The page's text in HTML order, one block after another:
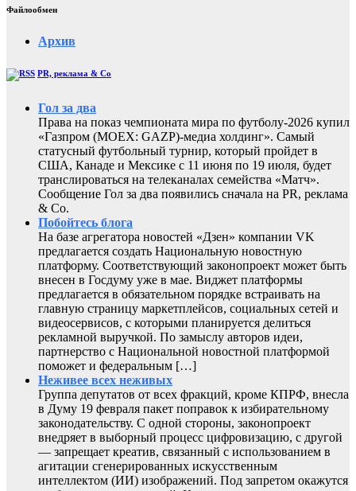
Файлообмен
Архив
PR, реклама & Co
Гол за два
Права на показ чемпионата мира по футболу-2026 купил
«Газпром (MOEX: GAZP)-медиа холдинг». Самый
статусный футбольный турнир, который пройдет в
США, Канаде и Мексике с 11 июня по 19 июля, будет
транслироваться на телеканалах семейства «Матч».
Сообщение Гол за два появились сначала на PR, реклама
& Co.
Побойтесь блога
На базе агрегатора новостей «Дзен» компании VK
предлагается создать Национальную новостную
платформу. Соответствующий законопроект может быть
внесен в Госдуму уже в мае. Виджет платформы
предлагается в обязательном порядке встраивать на
главную страницу маркетплейсов, социальных сетей и
видеосервисов, с которыми планируется делиться
рекламной выручкой. По замыслу авторов идеи,
партнерство с Национальной новостной платформой
поможет и федеральным […]
Неживее всех неживых
Группа депутатов от всех фракций, кроме КПРФ, внесла
в Думу 19 февраля пакет поправок к избирательному
законодательству. С одной стороны, законопроект
внедряет в выборный процесс цифровизацию, с другой
— запрещает креатив, связанный с использованием в
агитации сгенерированных искусственным
интеллектом (ИИ) изображений. Под запретом окажутся